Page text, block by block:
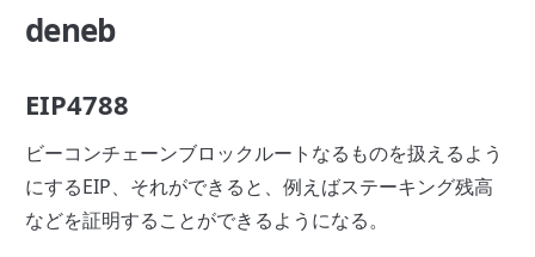
deneb
EIP4788
ビーコンチェーンブロックルートなるものを扱えるよう
にするEIP、それができると、例えばステーキング残高
などを証明することができるようになる。